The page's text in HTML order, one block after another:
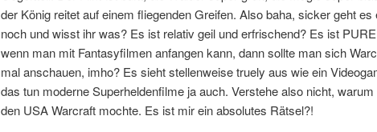
der König reitet auf einem fliegenden Greifen. Also baha, sicker geht es
noch und wisst ihr was? Es ist relativ geil und erfrischend? Es ist
wenn man mit Fantasyfilmen anfangen kann, dann sollte man sich
mal anschauen, imho? Es sieht stellenweise truely aus wie ein
das tun moderne Superheldenfilme ja auch. Verstehe also nicht,
den USA Warcraft mochte. Es ist mir ein absolutes Rätsel?!